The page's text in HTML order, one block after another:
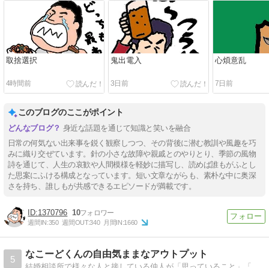
取捨選択
4時間前
鬼出電入
3日前
心煩意乱
7日前
このブログのここがポイント
身近な話題を通じて知識と笑いを融合
日常の何気ない出来事を鋭く観察しつつ、その背後に潜む教訓や風趣を巧
みに織り交ぜています。針の小さな故障や親戚とのやりとり、季節の風物
詩を通じて、人生の哀歓や人間模様を軽妙に描写し、読めば誰もがふとし
た思案にふける構成となっています。短い文章ながらも、素朴な中に奥深
さを持ち、誰しもが共感できるエピソードが満載です。
1370796 10
週間IN:350 週間OUT:340 月間IN:1660
5
なこーどくんの自由気ままなアウトプット